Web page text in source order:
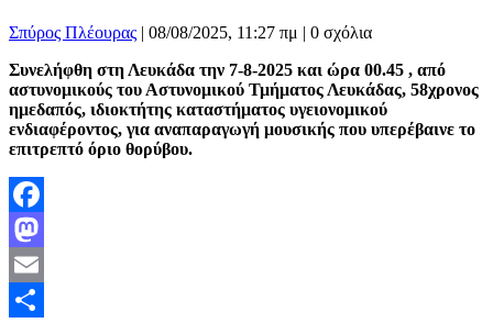
Σπύρος Πλέουρας | 08/08/2025, 11:27 πμ | 0 σχόλια
Συνελήφθη στη Λευκάδα την 7-8-2025 και ώρα 00.45 , από
αστυνομικούς του Αστυνομικού Τμήματος Λευκάδας, 58χρονος
ημεδαπός, ιδιοκτήτης καταστήματος υγειονομικού
ενδιαφέροντος, για αναπαραγωγή μουσικής που υπερέβαινε το
επιτρεπτό όριο θορύβου.
Facebook
Mastodon
Email